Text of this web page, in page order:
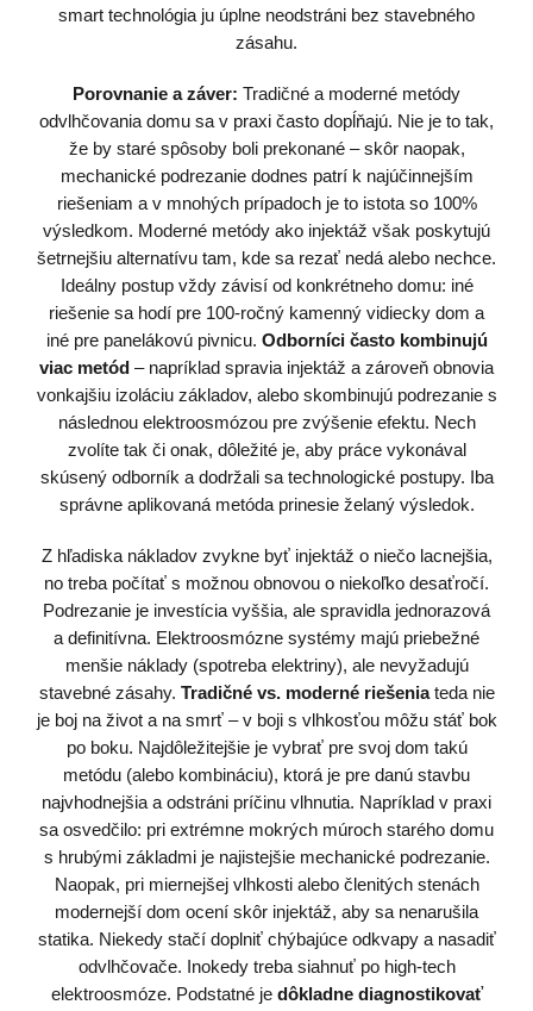
smart technológia ju úplne neodstráni bez stavebného
zásahu.
Porovnanie a záver: Tradičné a moderné metódy
odvlhčovania domu sa v praxi často dopĺňajú. Nie je to tak,
že by staré spôsoby boli prekonané – skôr naopak,
mechanické podrezanie dodnes patrí k najúčinnejším
riešeniam a v mnohých prípadoch je to istota so 100%
výsledkom. Moderné metódy ako injektáž však poskytujú
šetrnejšiu alternatívu tam, kde sa rezať nedá alebo nechce.
Ideálny postup vždy závisí od konkrétneho domu: iné
riešenie sa hodí pre 100-ročný kamenný vidiecky dom a
iné pre panelákovú pivnicu. Odborníci často kombinujú
viac metód – napríklad spravia injektáž a zároveň obnovia
vonkajšiu izoláciu základov, alebo skombinujú podrezanie s
následnou elektroosmózou pre zvýšenie efektu. Nech
zvolíte tak či onak, dôležité je, aby práce vykonával
skúsený odborník a dodržali sa technologické postupy. Iba
správne aplikovaná metóda prinesie želaný výsledok.
Z hľadiska nákladov zvykne byť injektáž o niečo lacnejšia,
no treba počítať s možnou obnovou o niekoľko desaťročí.
Podrezanie je investícia vyššia, ale spravidla jednorazová
a definitívna. Elektroosmózne systémy majú priebežné
menšie náklady (spotreba elektriny), ale nevyžadujú
stavebné zásahy. Tradičné vs. moderné riešeniateda nie
je boj na život a na smrť – v boji s vlhkosťou môžu stáť bok
po boku. Najdôležitejšie je vybrať pre svoj dom takú
metódu (alebo kombináciu), ktorá je pre danú stavbu
najvhodnejšia a odstráni príčinu vlhnutia. Napríklad v praxi
sa osvedčilo: pri extrémne mokrých múroch starého domu
s hrubými základmi je najistejšie mechanické podrezanie.
Naopak, pri miernejšej vlhkosti alebo členitých stenách
modernejší dom ocení skôr injektáž, aby sa nenarušila
statika. Niekedy stačí doplniť chýbajúce odkvapy a nasadiť
odvlhčovače. Inokedy treba siahnuť po high-tech
elektroosmóze. Podstatné je dôkladne diagnostikovať